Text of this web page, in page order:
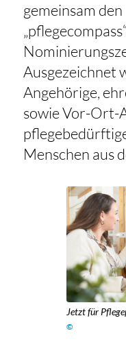
gemeinsam
Ausgezeichnet
Angehörige,
sowie Vor-Ort-
Menschen aus
Jetzt für
©